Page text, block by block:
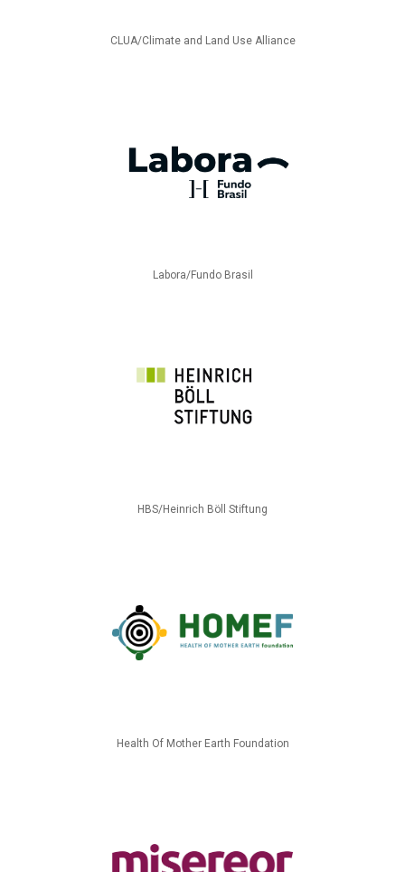
CLUA/Climate and Land Use Alliance
Labora/Fundo Brasil
HBS/Heinrich Böll Stiftung
Health Of Mother Earth Foundation